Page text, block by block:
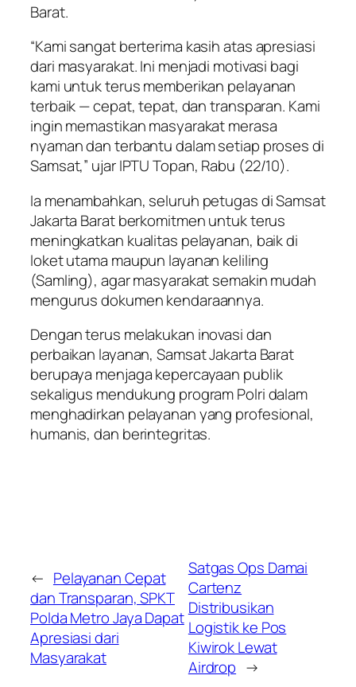
Barat.
“Kami sangat berterima kasih atas apresiasi
dari masyarakat. Ini menjadi motivasi bagi
kami untuk terus memberikan pelayanan
terbaik — cepat, tepat, dan transparan. Kami
ingin memastikan masyarakat merasa
nyaman dan terbantu dalam setiap proses di
Samsat,” ujar IPTU Topan, Rabu (22/10).
Ia menambahkan, seluruh petugas di Samsat
Jakarta Barat berkomitmen untuk terus
meningkatkan kualitas pelayanan, baik di
loket utama maupun layanan keliling
(Samling), agar masyarakat semakin mudah
mengurus dokumen kendaraannya.
Dengan terus melakukan inovasi dan
perbaikan layanan, Samsat Jakarta Barat
berupaya menjaga kepercayaan publik
sekaligus mendukung program Polri dalam
menghadirkan pelayanan yang profesional,
humanis, dan berintegritas.
← Pelayanan Cepat
dan Transparan, SPKT
Polda Metro Jaya Dapat
Apresiasi dari
Masyarakat
Satgas Ops Damai
Cartenz
Distribusikan
Logistik ke Pos
Kiwirok Lewat
Airdrop →